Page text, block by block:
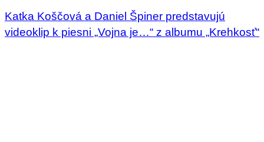
Katka Koščová a Daniel Špiner predstavujú
videoklip k piesni „Vojna je…“ z albumu „Krehkosť“